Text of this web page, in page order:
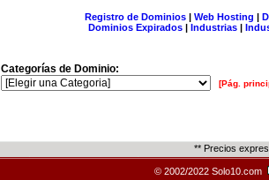
Registro de Dominios| Web Hosting |
Dominios Expirados | Industrias |
Categorías de Dominio:
[Pág.
** Precios
© 2002/2022 Solo10.com